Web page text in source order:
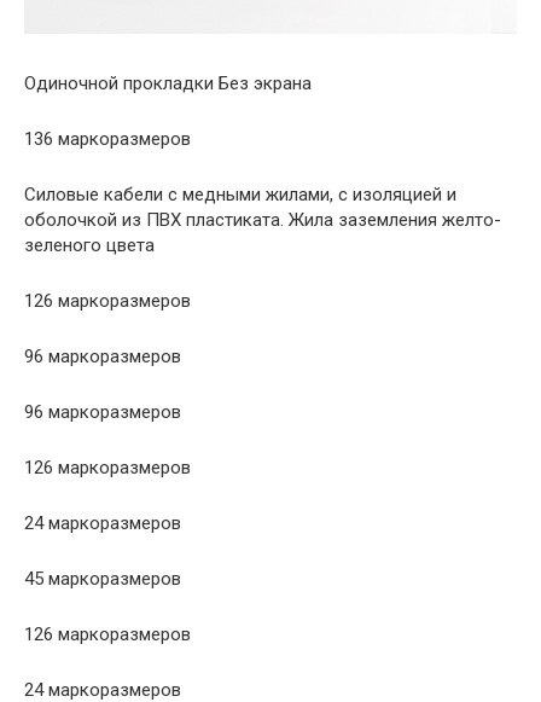
Одиночной прокладки Без экрана
136 маркоразмеров
Силовые кабели с медными жилами, с изоляцией и
оболочкой из ПВХ пластиката. Жила заземления желто-
зеленого цвета
126 маркоразмеров
96 маркоразмеров
96 маркоразмеров
126 маркоразмеров
24 маркоразмеров
45 маркоразмеров
126 маркоразмеров
24 маркоразмеров